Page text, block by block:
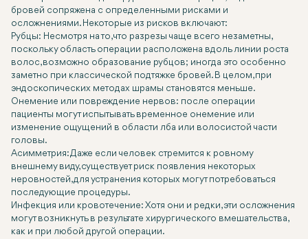
бровей сопряжена с определенными рисками и
осложнениями. Некоторые из рисков включают:
Рубцы: Несмотря на то, что разрезы чаще всего незаметны,
поскольку область операции расположена вдоль линии роста
волос, возможно образование рубцов; иногда это особенно
заметно при классической подтяжке бровей. В целом, при
эндоскопических методах шрамы становятся меньше.
Онемение или повреждение нервов: после операции
пациенты могут испытывать временное онемение или
изменение ощущений в области лба или волосистой части
головы.
Асимметрия: Даже если человек стремится к ровному
внешнему виду, существует риск появления некоторых
неровностей, для устранения которых могут потребоваться
последующие процедуры.
Инфекция или кровотечение: Хотя они и редки, эти осложнения
могут возникнуть в результате хирургического вмешательства,
как и при любой другой операции.